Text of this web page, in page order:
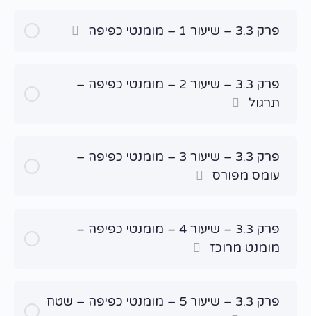
פרק 3.3 – שיעור 1 – מומנטי כפיפה
פרק 3.3 – שיעור 2 – מומנטי כפיפה –
תרגול
פרק 3.3 – שיעור 3 – מומנטי כפיפה –
עומס מפורס
פרק 3.3 – שיעור 4 – מומנטי כפיפה –
מומנט מרוכז
פרק 3.3 – שיעור 5 – מומנטי כפיפה – שטח